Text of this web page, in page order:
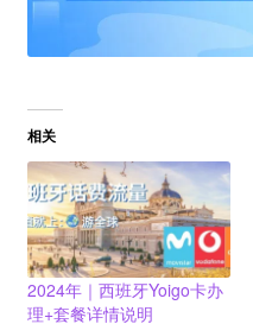
相关
2024年｜西班牙Yoigo卡办
理+套餐详情说明